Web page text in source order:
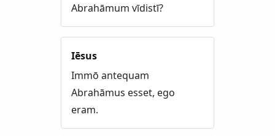
Abrahāmum vīdistī?
Iēsus
Immō antequam
Abrahāmus esset, ego
eram.